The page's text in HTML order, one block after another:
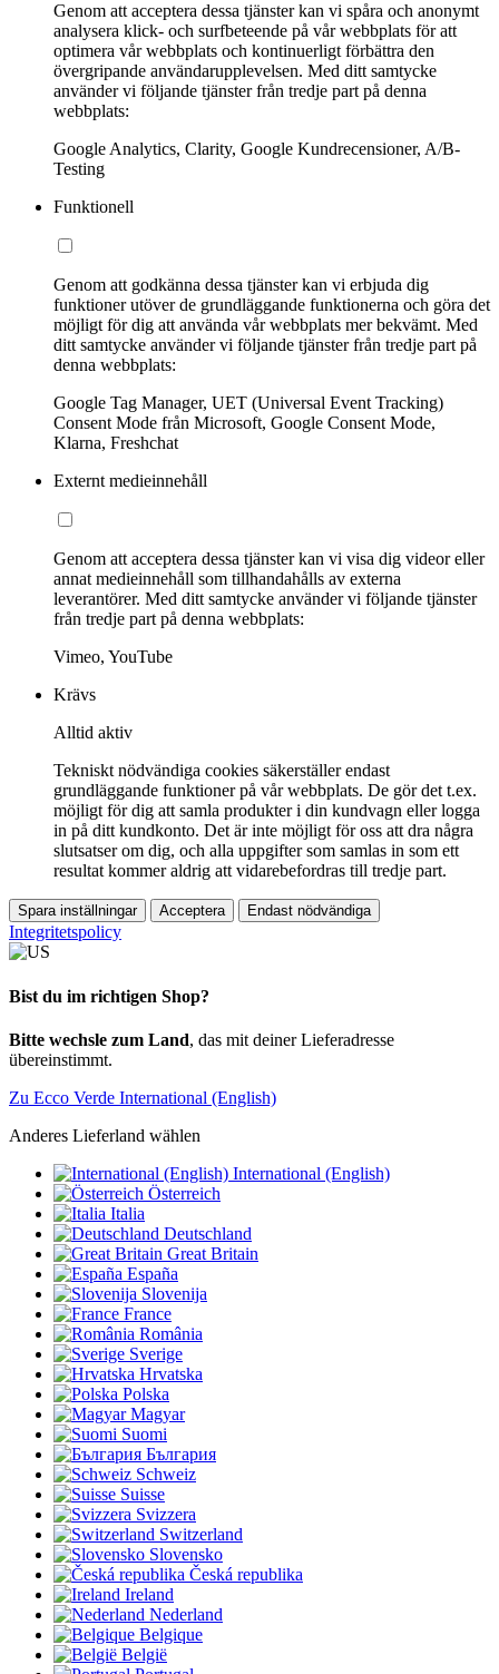
Genom att acceptera dessa tjänster kan vi spåra och anonymt
analysera klick- och surfbeteende på vår webbplats för att
optimera vår webbplats och kontinuerligt förbättra den
övergripande användarupplevelsen. Med ditt samtycke
använder vi följande tjänster från tredje part på denna
webbplats:
Google Analytics, Clarity, Google Kundrecensioner, A/B-
Testing
Funktionell
Genom att godkänna dessa tjänster kan vi erbjuda dig
funktioner utöver de grundläggande funktionerna och göra det
möjligt för dig att använda vår webbplats mer bekvämt. Med
ditt samtycke använder vi följande tjänster från tredje part på
denna webbplats:
Google Tag Manager, UET (Universal Event Tracking)
Consent Mode från Microsoft, Google Consent Mode,
Klarna, Freshchat
Externt medieinnehåll
Genom att acceptera dessa tjänster kan vi visa dig videor eller
annat medieinnehåll som tillhandahålls av externa
leverantörer. Med ditt samtycke använder vi följande tjänster
från tredje part på denna webbplats:
Vimeo, YouTube
Krävs
Alltid aktiv
Tekniskt nödvändiga cookies säkerställer endast
grundläggande funktioner på vår webbplats. De gör det t.ex.
möjligt för dig att samla produkter i din kundvagn eller logga
in på ditt kundkonto. Det är inte möjligt för oss att dra några
slutsatser om dig, och alla uppgifter som samlas in som ett
resultat kommer aldrig att vidarebefordras till tredje part.
Spara inställningar Acceptera Endast nödvändiga
Integritetspolicy
Bist du im richtigen Shop?
Bitte wechsle zum Land, das mit deiner Lieferadresse
übereinstimmt.
Zu Ecco Verde International (English)
Anderes Lieferland wählen
International (English)
Österreich
Italia
Deutschland
Great Britain
España
Slovenija
France
România
Sverige
Hrvatska
Polska
Magyar
Suomi
България
Schweiz
Suisse
Svizzera
Switzerland
Slovensko
Česká republika
Ireland
Nederland
Belgique
België